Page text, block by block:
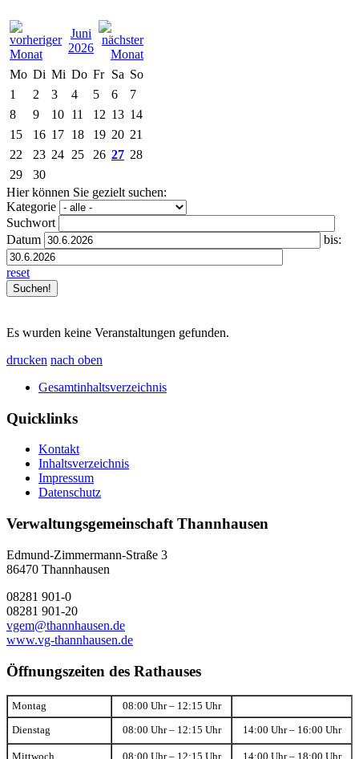
Juni
2026
Mo Di Mi Do Fr Sa So
1
2 3 4 5 6
7
8
9 10 11 12 13 14
15
16 17 18 19 20 21
22
23 24 25 26 27 28
29
30
Hier können Sie gezielt suchen:
Kategorie
Suchwort
Datum
bis:
reset
Es wurden keine Veranstaltungen gefunden.
drucken nach oben
Gesamtinhaltsverzeichnis
Quicklinks
Kontakt
Inhaltsverzeichnis
Impressum
Datenschutz
Verwaltungsgemeinschaft Thannhausen
Edmund-Zimmermann-Straße 3
86470 Thannhausen
08281 901-0
08281 901-20
vgem@thannhausen.de
www.vg-thannhausen.de
Öffnungszeiten des Rathauses
Montag 08:00 Uhr – 12:15 Uhr
Dienstag 08:00 Uhr – 12:15 Uhr 14:00 Uhr – 16:00 Uhr